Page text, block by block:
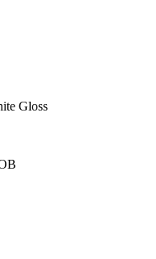
Gloss
Gloss